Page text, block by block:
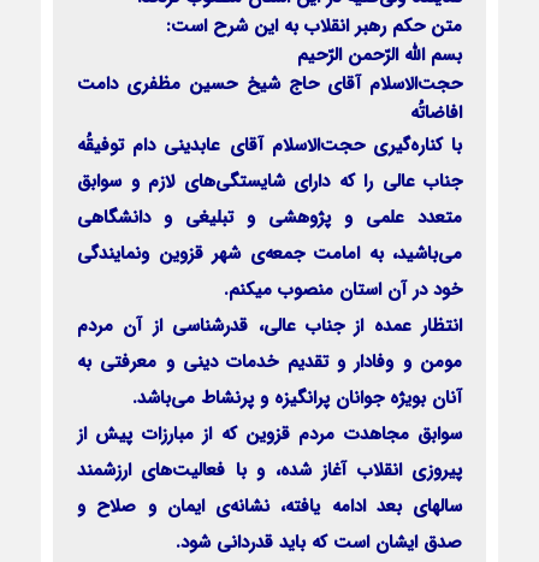
متن حکم رهبر انقلاب به این شرح است:
بسم الله الرّحمن الرّحیم
حجت‌الاسلام آقای حاج شیخ حسین مظفری دامت
افاضاتُه
با کناره‌گیری حجت‌الاسلام آقای عابدینی دام توفیقُه
جناب عالی را که دارای شایستگی‌های لازم و سوابق
متعدد علمی و پژوهشی و تبلیغی و دانشگاهی
می‌باشید، به امامت جمعه‌ی شهر قزوین و‌نمایندگی
خود در آن استان منصوب میکنم.
انتظار عمده از جناب عالی، قدرشناسی از آن مردم
مومن و وفادار و تقدیم خدمات دینی و معرفتی به
آنان بویژه جوانان پرانگیزه و پرنشاط می‌باشد.‌
سوابق مجاهدت مردم قزوین که از مبارزات پیش از
پیروزی انقلاب آغاز شده، و با فعالیت‌های ارزشمند
سالهای بعد ادامه یافته، نشانه‌ی ایمان و صلاح و
صدق ایشان است که باید قدردانی شود.